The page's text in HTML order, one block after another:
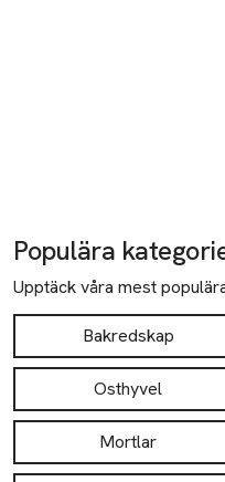
Populära
Upptäck våra mest
Bakredskap
Osthyvel
Mortlar